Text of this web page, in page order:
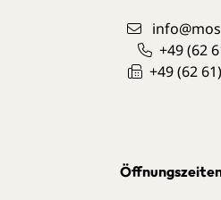
+49 (62
+49 (62